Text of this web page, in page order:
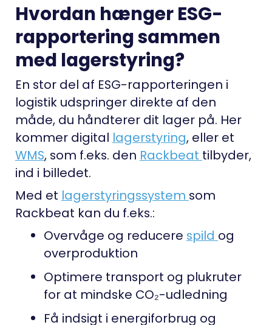
Hvordan hænger ESG-
rapportering sammen
med lagerstyring?
En stor del af ESG-rapporteringen i
logistik udspringer direkte af den
måde, du håndterer dit lager på. Her
kommer digital lagerstyring, eller et
WMS, som f.eks. den Rackbeat tilbyder,
ind i billedet.
Med et lagerstyringssystem som
Rackbeat kan du f.eks.:
Overvåge og reducere spild og
overproduktion
Optimere transport og plukruter
for at mindske CO₂-udledning
Få indsigt i energiforbrug og